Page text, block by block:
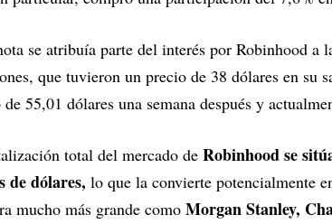
se atribuía parte del interés por Robinhood a
que tuvieron un precio de 38 dólares en su
55,01 dólares una semana después y
total del mercado de Robinhood se
de dólares, lo que la convierte potencialmente
mucho más grande como Morgan Stanley,